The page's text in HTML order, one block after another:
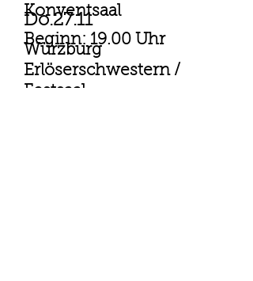
Konventsaal
Beginn: 19.00 Uhr
Do.27.11
Würzburg
Erlöserschwestern /
Festsaal